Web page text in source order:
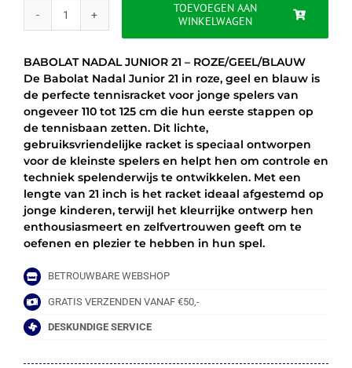
BABOLAT
21
-
ROZE/GEEL/BLAUW
aantal
TOEVOEGEN AAN
WINKELWAGEN
BABOLAT NADAL JUNIOR 21 – ROZE/GEEL/BLAUW
De Babolat Nadal Junior 21 in roze, geel en blauw is
de perfecte tennisracket voor jonge spelers van
ongeveer 110 tot 125 cm die hun eerste stappen op
de tennisbaan zetten. Dit lichte,
gebruiksvriendelijke racket is speciaal ontworpen
voor de kleinste spelers en helpt hen om controle en
techniek spelenderwijs te ontwikkelen. Met een
lengte van 21 inch is het racket ideaal afgestemd op
jonge kinderen, terwijl het kleurrijke ontwerp hen
enthousiasmeert en zelfvertrouwen geeft om te
oefenen en plezier te hebben in hun spel.
BETROUWBARE WEBSHOP
GRATIS VERZENDEN VANAF €50,-
DESKUNDIGE SERVICE